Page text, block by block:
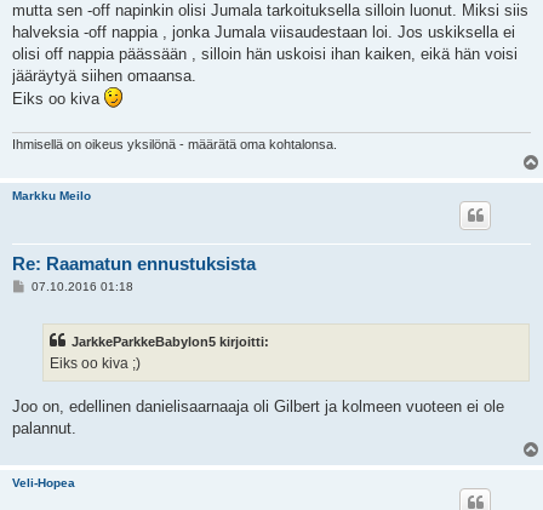
t
i
mutta sen -off napinkin olisi Jumala tarkoituksella silloin luonut. Miksi siis
halveksia -off nappia , jonka Jumala viisaudestaan loi. Jos uskiksella ei
olisi off nappia päässään , silloin hän uskoisi ihan kaiken, eikä hän voisi
jääräytyä siihen omaansa.
Eiks oo kiva
Ihmisellä on oikeus yksilönä - määrätä oma kohtalonsa.
Markku Meilo
Re: Raamatun ennustuksista
V07.10.2016 01:18
JarkkeParkkeBabylon5 kirjoitti:
Eiks oo kiva ;)
Joo on, edellinen danielisaarnaaja oli Gilbert ja kolmeen vuoteen ei ole
palannut.
Veli-Hopea